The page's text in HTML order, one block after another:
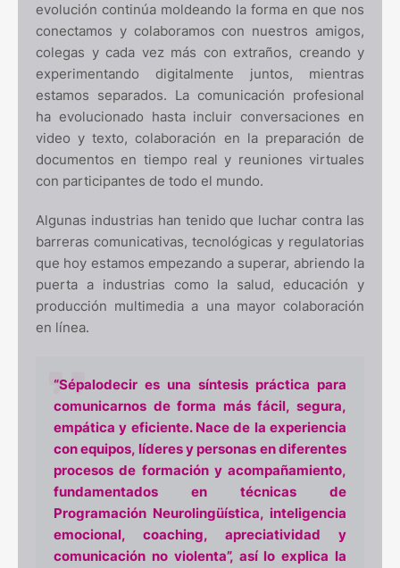
evolución continúa moldeando la forma en que nos
conectamos y colaboramos con nuestros amigos,
colegas y cada vez más con extraños, creando y
experimentando digitalmente juntos, mientras
estamos separados. La comunicación profesional
ha evolucionado hasta incluir conversaciones en
video y texto, colaboración en la preparación de
documentos en tiempo real y reuniones virtuales
con participantes de todo el mundo.
Algunas industrias han tenido que luchar contra las
barreras comunicativas, tecnológicas y regulatorias
que hoy estamos empezando a superar, abriendo la
puerta a industrias como la salud, educación y
producción multimedia a una mayor colaboración
en línea.
“Sépalodecir es una síntesis práctica para
comunicarnos de forma más fácil, segura,
empática y eficiente. Nace de la experiencia
con equipos, líderes y personas en diferentes
procesos de formación y acompañamiento,
fundamentados en técnicas de
Programación Neurolingüística, inteligencia
emocional, coaching, apreciatividad y
comunicación no violenta”, así lo explica la